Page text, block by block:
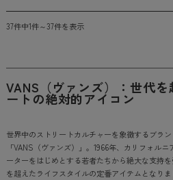
37件中1件～37件を表示
VANS（ヴァンズ）：世代
ートの絶対的アイコン
世界中のストリートカルチャーを象徴するブラ
「VANS（ヴァンズ）」。1966年、カリフォル
ーターをはじめとする若者たちから絶大な支持
を超えたライフスタイルの定番アイテムとなり